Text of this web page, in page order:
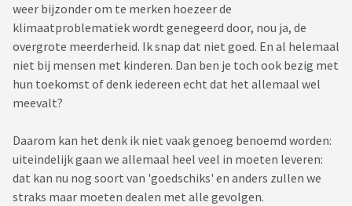
weer bijzonder om te merken hoezeer de
klimaatproblematiek wordt genegeerd door, nou ja, de
overgrote meerderheid. Ik snap dat niet goed. En al helemaal
niet bij mensen met kinderen. Dan ben je toch ook bezig met
hun toekomst of denk iedereen echt dat het allemaal wel
meevalt?
Daarom kan het denk ik niet vaak genoeg benoemd worden:
uiteindelijk gaan we allemaal heel veel in moeten leveren:
dat kan nu nog soort van 'goedschiks' en anders zullen we
straks maar moeten dealen met alle gevolgen.